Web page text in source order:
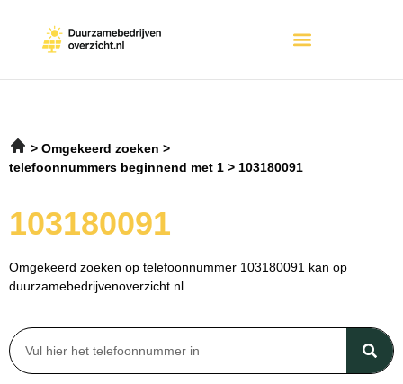
Omgekeerd zoeken
telefoonnummers beginnend met 1
103180091
103180091
Omgekeerd zoeken op telefoonnummer 103180091 kan op
duurzamebedrijvenoverzicht.nl.